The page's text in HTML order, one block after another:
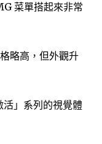
菜單搭起來非常
略高，但外觀升
」系列的視覺體